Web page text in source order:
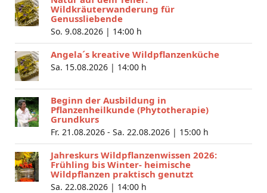
Wildkräuterwanderung für
Genussliebende
So. 9.08.2026 | 14:00 h
Angela´s kreative Wildpflanzenküche
Sa. 15.08.2026 | 14:00 h
Beginn der Ausbildung in
Pflanzenheilkunde (Phytotherapie)
Grundkurs
Fr. 21.08.2026 - Sa. 22.08.2026 | 15:00 h
Jahreskurs Wildpflanzenwissen 2026:
Frühling bis Winter- heimische
Wildpflanzen praktisch genutzt
Sa. 22.08.2026 | 14:00 h